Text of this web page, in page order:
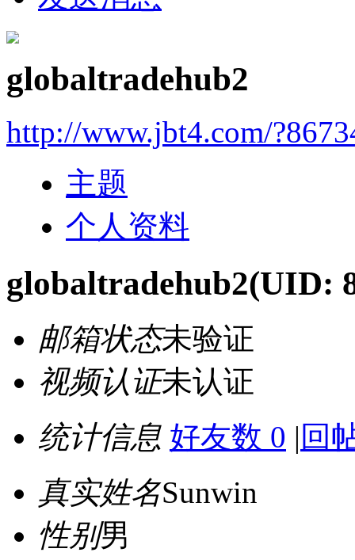
globaltradehub2
http://www.jbt4.com/
主题
个人资料
globaltradehub2(UID:
邮箱状态未验证
视频认证未认证
统计信息 好友数 0 | 回
真实姓名Sunwin
性别男